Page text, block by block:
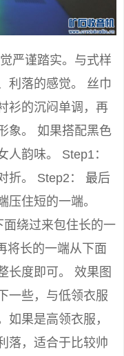
严谨踏实。与式样
利落的感觉。 丝巾
衫的沉闷单调，再
象。 如果搭配黑色
人韵味。 Step1：
折。 Step2： 最后
压住短的一端。
绕过来包住长的一
将长的一端从下面
长度即可。 效果图
一些，与低领衣服
如果是高领衣服，
落，适合于比较帅